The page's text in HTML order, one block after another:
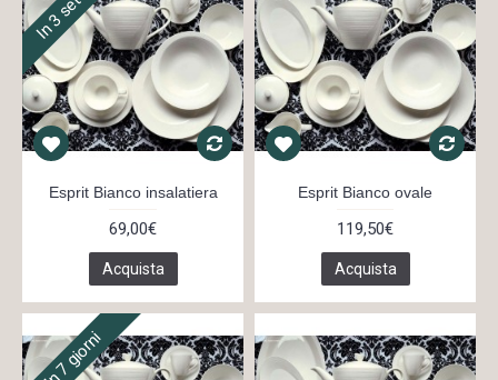
Esprit Bianco insalatiera
69,00€
Acquista
Esprit Bianco ovale
119,50€
Acquista
In 7 giorni